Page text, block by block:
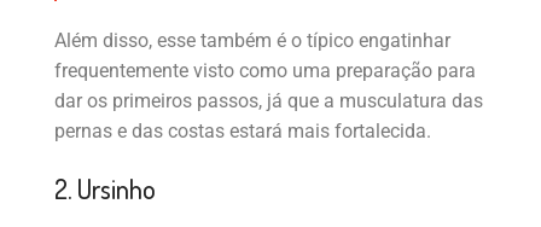
Além disso, esse também é o típico engatinhar
frequentemente visto como uma preparação para
dar os primeiros passos, já que a musculatura das
pernas e das costas estará mais fortalecida.
2. Ursinho